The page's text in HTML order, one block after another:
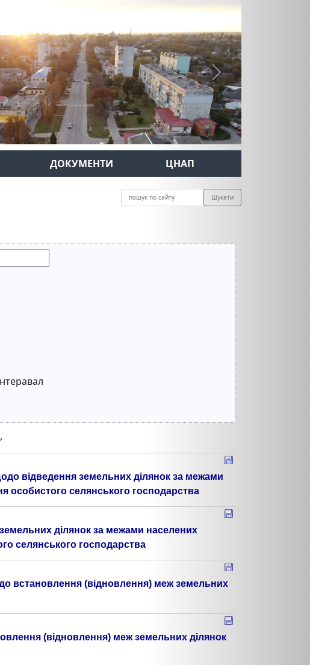
Next
ДОКУМЕНТИ ЦНАП
Шукати
відведення земельних ділянок за межами
особистого селянського господарства
ділянок за межами населених
селянського господарства
встановлення (відновлення) меж земельних
(відновлення) меж земельних ділянок